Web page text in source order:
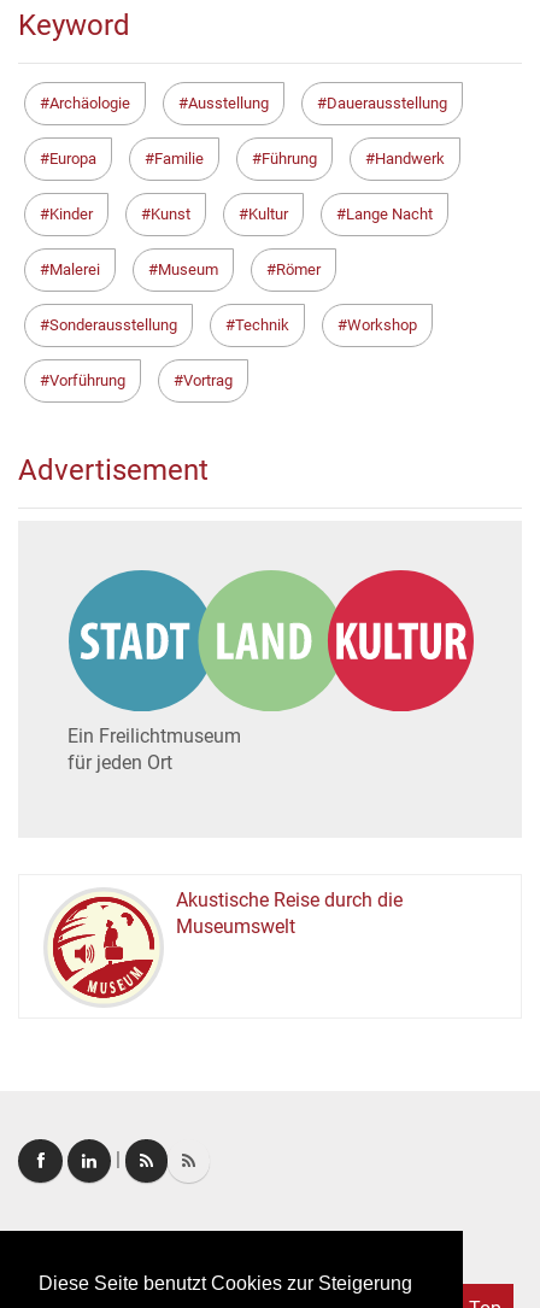
Diese Seite benutzt Cookies zur Steigerung
Keyword
Archäologie Ausstellung Dauerausstellung
Europa Familie Führung Handwerk
Kinder Kunst Kultur Lange Nacht
Malerei Museum Römer
Sonderausstellung Technik Workshop
Vorführung Vortrag
Advertisement
Ein Freilichtmuseum
für jeden Ort
MUSEUM
Akustische Reise durch die
Museumswelt